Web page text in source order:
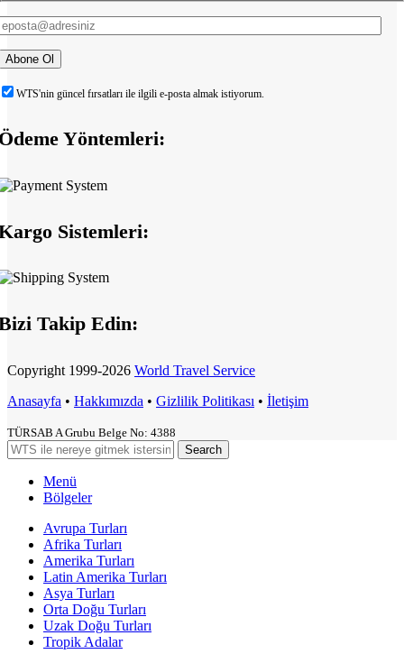
WTS'nin güncel fırsatları ile ilgili e-posta almak istiyorum.
Yöntemleri:
Sistemleri:
Takip Edin:
Copyright 1999-2026 World Travel Service
Anasayfa • Hakkımızda • Gizlilik Politikası • İletişim
TÜRSAB A Grubu Belge No: 4388
Search
Menü
Bölgeler
Avrupa Turları
Afrika Turları
Amerika Turları
Latin Amerika Turları
Asya Turları
Orta Doğu Turları
Uzak Doğu Turları
Tropik Adalar